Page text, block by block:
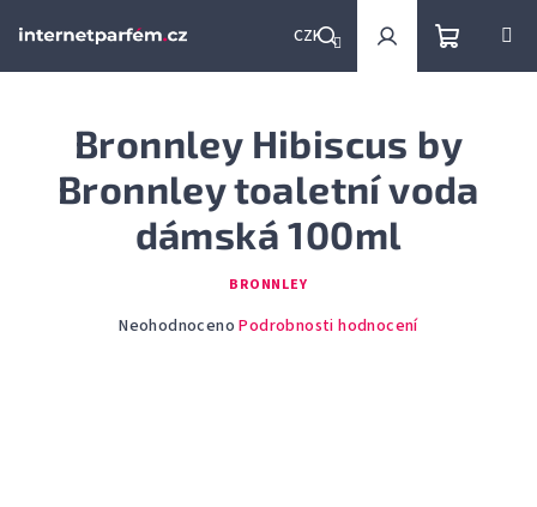
CZK
Hledat PřihlášeníNákupní
košík
Bronnley Hibiscus by
Bronnley toaletní voda
dámská 100ml
BRONNLEY
Průměrné
Neohodnoceno Podrobnosti hodnocení